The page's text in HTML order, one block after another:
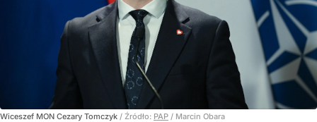
Wiceszef MON Cezary Tomczyk / Źródło: PAP / Marcin Obara